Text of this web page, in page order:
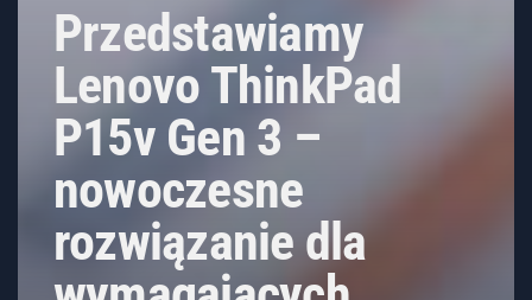
Przedstawiamy
Lenovo ThinkPad
P15v Gen 3 –
nowoczesne
rozwiązanie dla